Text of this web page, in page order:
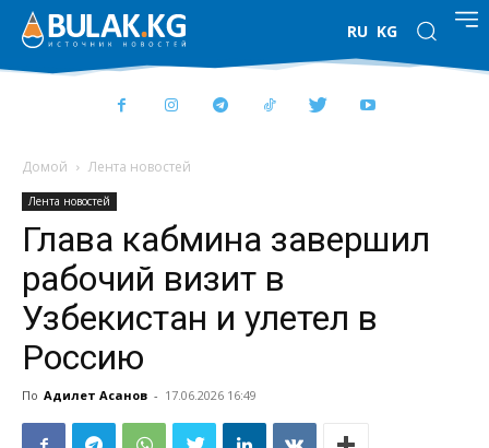
RU KG
Домой Лента новостей
Лента новостей
Глава кабмина завершил
рабочий визит в
Узбекистан и улетел в
Россию
По Адилет Асанов - 17.06.2026 16:49